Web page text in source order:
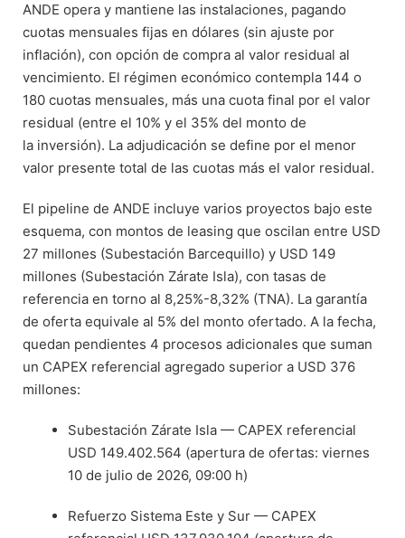
ANDE opera y mantiene las instalaciones, pagando
cuotas mensuales fijas en dólares (sin ajuste por
inflación), con opción de compra al valor residual al
vencimiento. El régimen económico contempla 144 o
180 cuotas mensuales, más una cuota final por el valor
residual (entre el 10% y el 35% del monto de
la inversión). La adjudicación se define por el menor
valor presente total de las cuotas más el valor residual.
El pipeline de ANDE incluye varios proyectos bajo este
esquema, con montos de leasing que oscilan entre USD
27 millones (Subestación Barcequillo) y USD 149
millones (Subestación Zárate Isla), con tasas de
referencia en torno al 8,25%-8,32% (TNA). La garantía
de oferta equivale al 5% del monto ofertado. A la fecha,
quedan pendientes 4 procesos adicionales que suman
un CAPEX referencial agregado superior a USD 376
millones:
Subestación Zárate Isla — CAPEX referencial
USD 149.402.564 (apertura de ofertas: viernes
10 de julio de 2026, 09:00 h)
Refuerzo Sistema Este y Sur — CAPEX